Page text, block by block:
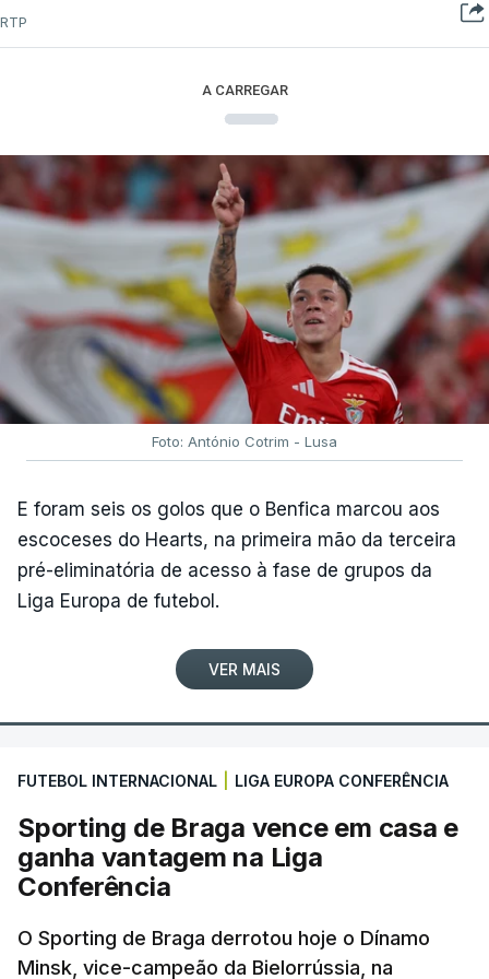
A partida real da tirada está agendada para as
13:10, na Avenida Vasco da Gama, seguindo-se a
Lagos, ao quilómetro 130, antes de uma possível
chegada em pelotão compacto à meta, na Avenida
dos Descobrimentos, antecedida por uma curva a
cerca de 500 metros.
Rui Oliveira é seguido, na classificação geral, por
Rafael Reis (Anicolor-Campicarn), a três segundos,
e por Miguel Salgueiro (Tavira-Crédito Agrícola), a
nove, num pelotão com 117 corredores, após a
desistência de Noah Campos (Tavira-Crédito
Keogh (APS Pro Cycling by Team Cadence
Cycling), após concluir a etapa para além do
tempo de controlo.
RTP
A CARREGAR
Foto: António Cotrim - Lusa
E foram seis os golos que o Benfica marcou aos
escoceses do Hearts, na primeira mão da terceira
pré-eliminatória de acesso à fase de grupos da
Liga Europa de futebol.
VER MAIS
FUTEBOL INTERNACIONAL LIGA EUROPA CONFERÊNCIA
Sporting de Braga vence em casa e
ganha vantagem na Liga
Conferência
O Sporting de Braga derrotou hoje o Dínamo
Minsk, vice-campeão da Bielorrússia, na